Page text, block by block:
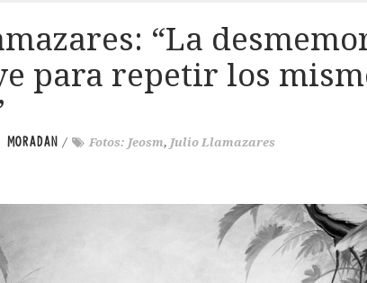
“La
para repetir los
MORADAN / Fotos: Jeosm, Julio Llamazares